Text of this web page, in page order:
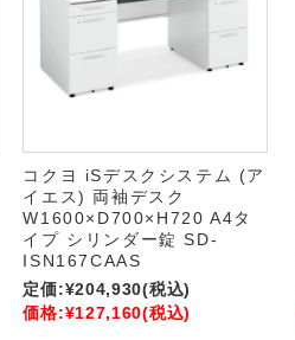
コクヨ iSデスクシステム (ア
イエス) 両袖デスク
W1600×D700×H720 A4タ
イプ シリンダー錠 SD-
ISN167CAAS
定価:¥204,930(税込)
価格:¥127,160(税込)